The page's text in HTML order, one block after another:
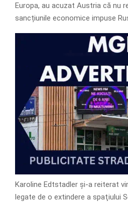
Europa, au acuzat Austria că nu
sancțiunile economice impuse
Karoline Edtstadler și-a reiterat
legate de o extindere a spaţiului